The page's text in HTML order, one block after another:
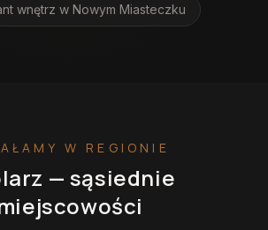
wnętrz w Nowym Miasteczku
W REGIONIE
— sąsiednie